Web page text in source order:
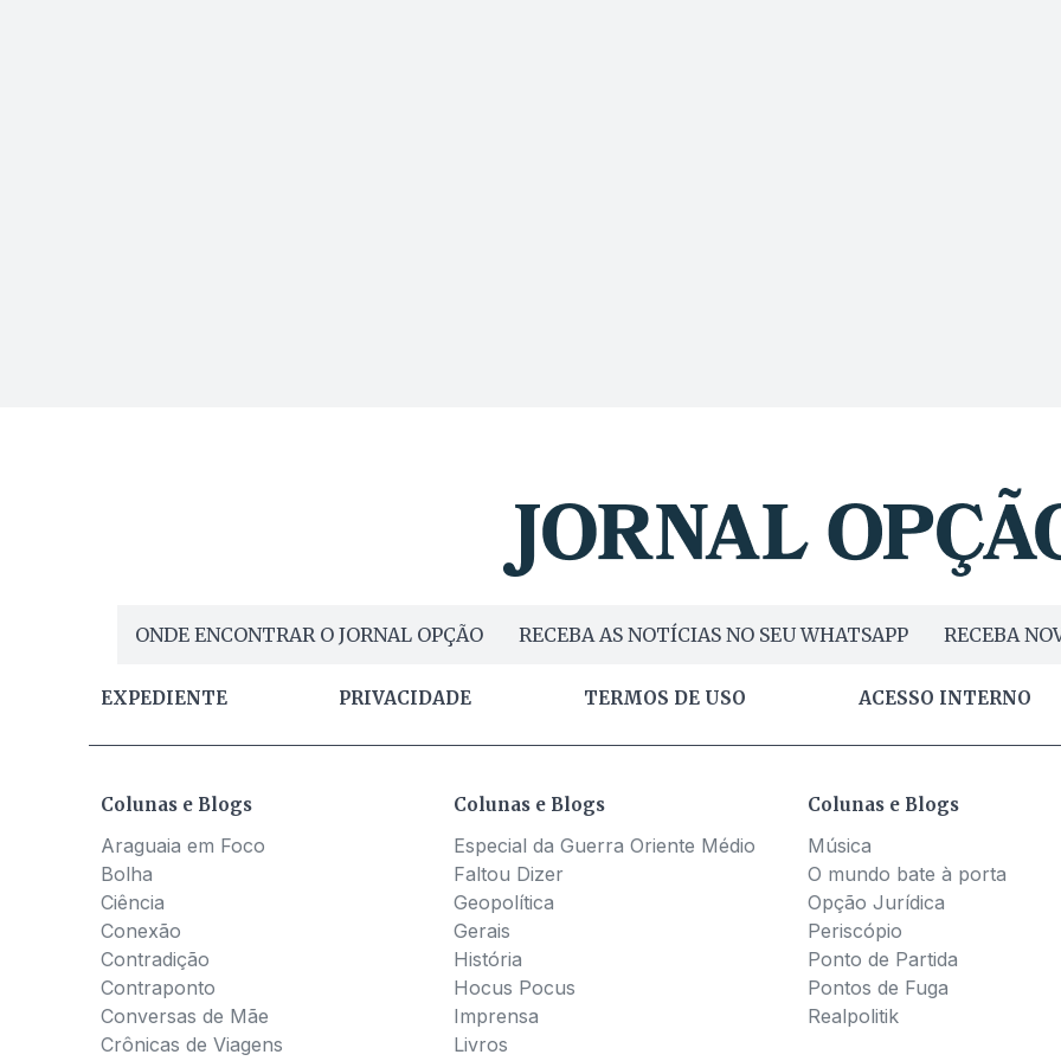
ONDE ENCONTRAR O JORNAL OPÇÃO RECEBA AS NOTÍCIAS NO SEU WHATSAPP RECEBA
EXPEDIENTE PRIVACIDADE TERMOS DE USO ACESSO INTERNO
Colunas e Blogs
Araguaia em Foco
Bolha
Ciência
Conexão
Contradição
Contraponto
Conversas de Mãe
Crônicas de Viagens
Colunas e Blogs
Especial da Guerra Oriente Médio
Faltou Dizer
Geopolítica
Gerais
História
Hocus Pocus
Imprensa
Livros
Colunas e Blogs
Música
O mundo bate à porta
Opção Jurídica
Periscópio
Ponto de Partida
Pontos de Fuga
Realpolitik